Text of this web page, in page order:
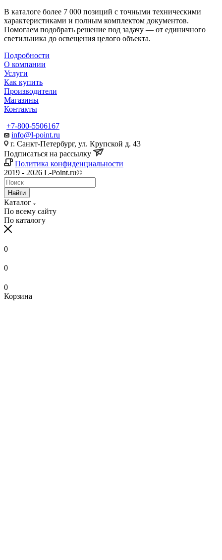
В каталоге более 7 000 позиций с точными техническими
характеристиками и полным комплектом документов.
Помогаем подобрать решение под задачу — от единичного
светильника до освещения целого объекта.
Подробности
О компании
Услуги
Как купить
Производители
Магазины
Контакты
+7-800-5506167
info@l-point.ru
г. Санкт-Петербург, ул. Крупской д. 43
Подписаться на рассылку
Политика конфиденциальности
2019 - 2026 L-Point.ru©
Найти
Каталог
По всему сайту
По каталогу
0
0
0
Корзина